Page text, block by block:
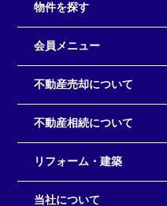
物件を探す
会員メニュー
不動産売却について
不動産相続について
リフォーム・建築
当社について